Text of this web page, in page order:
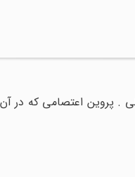
. پروین اعتصامی که در